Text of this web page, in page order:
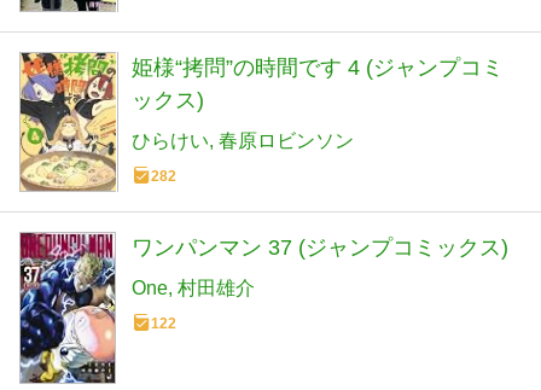
姫様“拷問”の時間です 4 (ジャンプコミ
ックス)
ひらけい 春原ロビンソン
282
ワンパンマン 37 (ジャンプコミックス)
One 村田雄介
122